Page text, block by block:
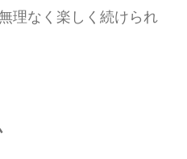
理なく楽しく続けられ